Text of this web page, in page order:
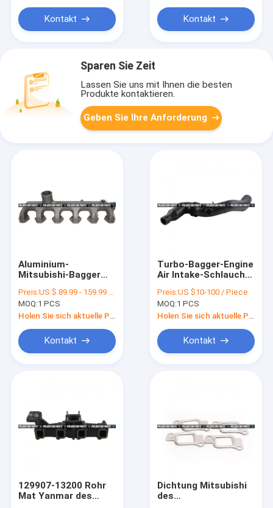
Kontakt Kontakt
Sparen Sie Zeit
Lassen Sie uns mit Ihnen die besten
Produkte kontaktieren.
Geben Sie Ihre Anforderung
Aluminium-
Mitsubishi-Bagger
ME219093 des
Ansaugkrümmer-
6d34 6d31
Preis:US $ 89.99 - 159.99 / Piece
MOQ:1 PCS
Kontakt
Turbo-Bagger-Engine
Air Intake-Schlauch
4HK1 4643771
Preis:US $10-100 / Piece
MOQ:1 PCS
Kontakt
129907-13200 Rohr
Mat Yanmar des
Dichtung Mitsubishi
des